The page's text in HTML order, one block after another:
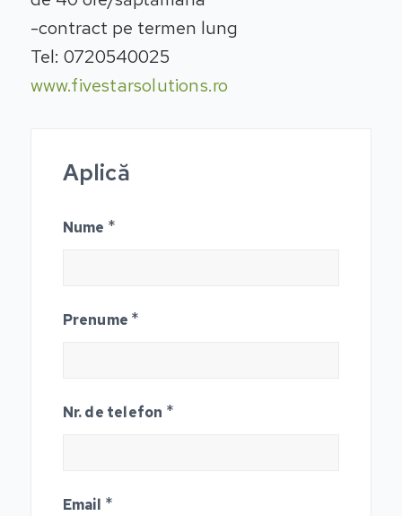
-contract pe termen lung
Tel: 0720540025
www.fivestarsolutions.ro
Aplică
Nume *
Prenume *
Nr. de telefon *
Email *